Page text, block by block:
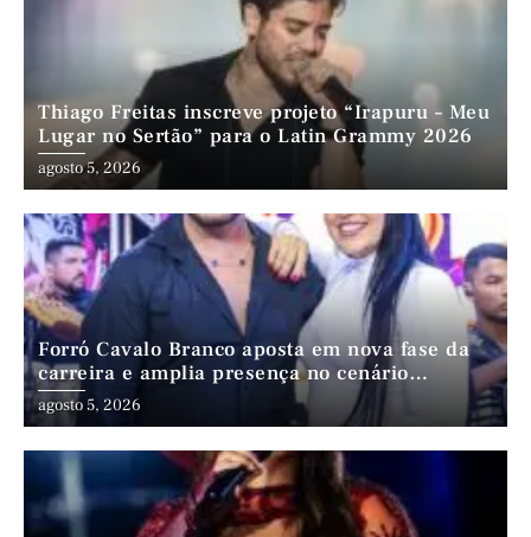
Thiago Freitas inscreve projeto “Irapuru – Meu
Lugar no Sertão” para o Latin Grammy 2026
agosto 5, 2026
Forró Cavalo Branco aposta em nova fase da
carreira e amplia presença no cenário
nordestino
agosto 5, 2026